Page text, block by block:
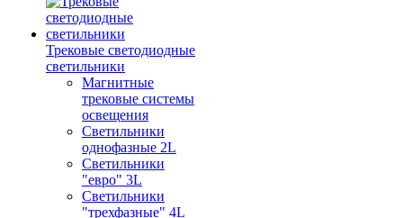
Трековые светодиодные
светильники
Магнитные
трековые системы
освещения
Светильники
однофазные 2L
Светильники
"евро" 3L
Светильники
"трехфазные" 4L